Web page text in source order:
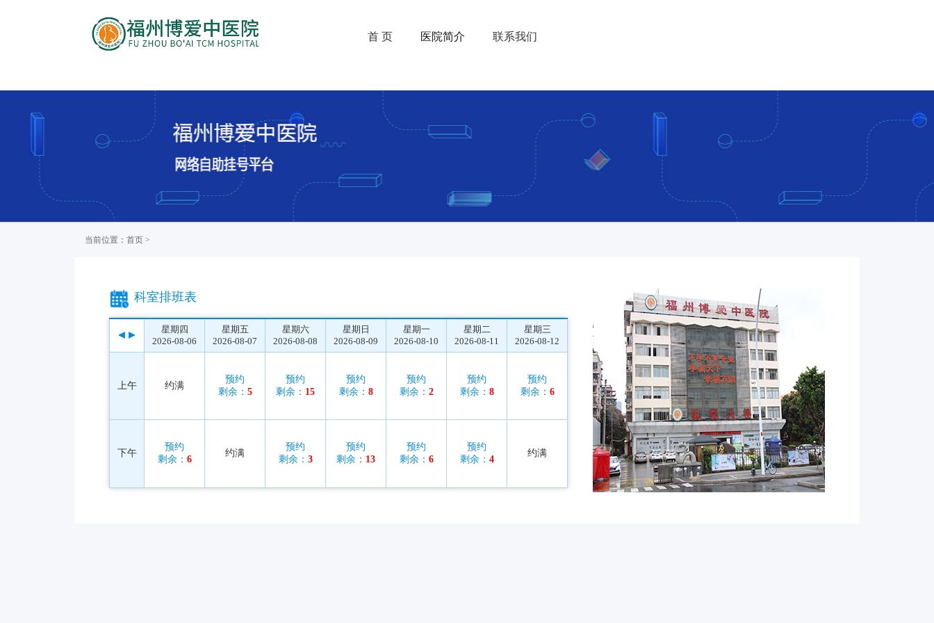
首 页 医院简介 联系我们
当前位置：首页 >
科室排班表
星期四
2026-08-06
星期五
2026-08-07
星期六
2026-08-08
星期日
2026-08-09
星期一
2026-08-10
星期二
2026-08-11
星期三
2026-08-12
上午 约满
预约
剩余： 5
预约
剩余： 15
预约
剩余： 8
预约
剩余： 2
预约
剩余： 8
预约
剩余： 6
下午
预约
剩余： 6
约满
预约
剩余： 3
预约
剩余： 13
预约
剩余： 6
预约
剩余： 4
约满